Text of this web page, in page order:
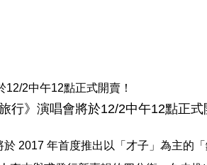
行》演唱會將於12/2中午12點正式
於 2017 年首度推出以「才子」為主的